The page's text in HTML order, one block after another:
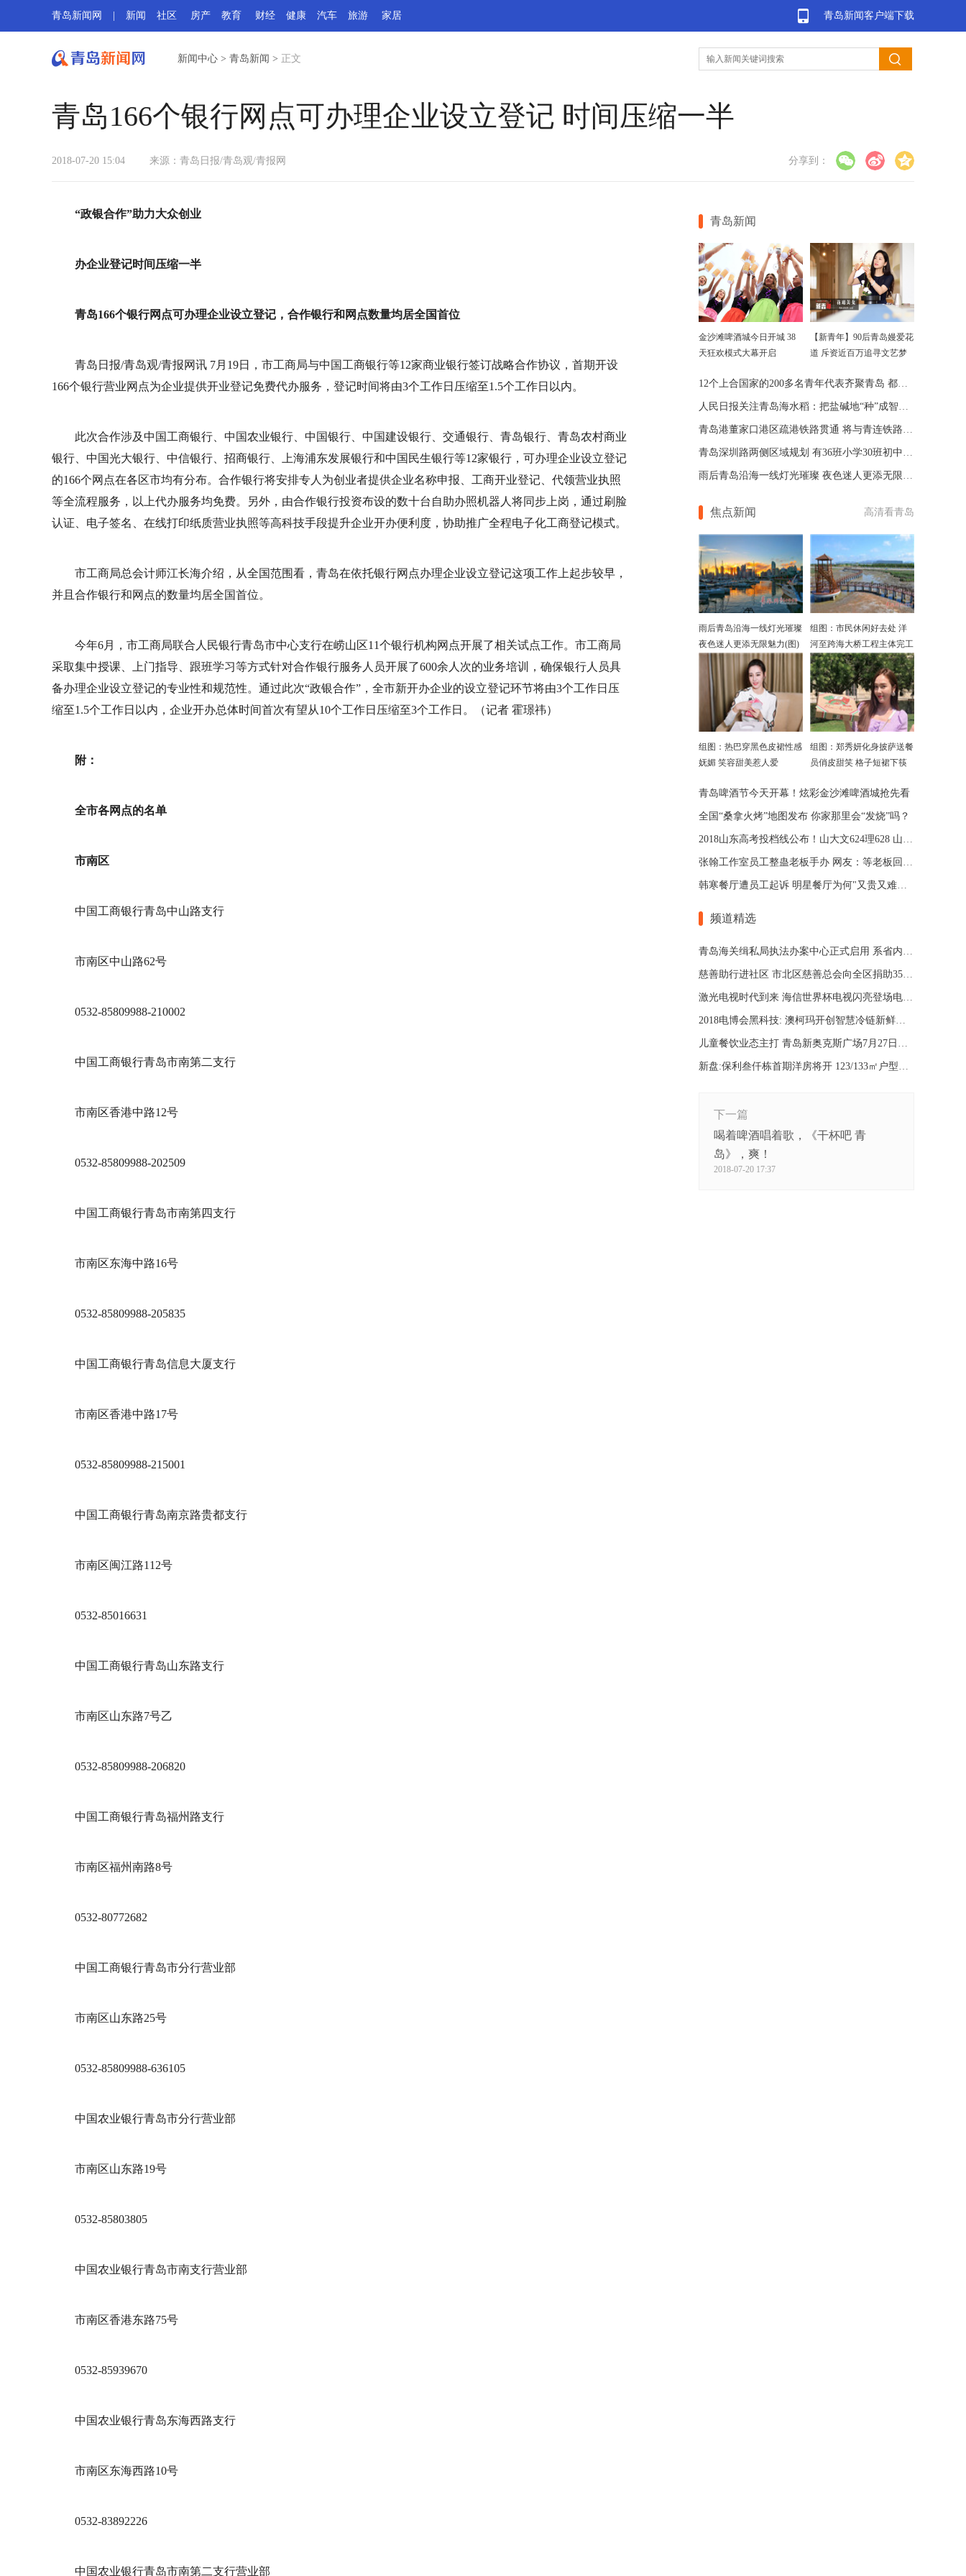
青岛新闻客户端下载
青岛新闻网 新闻 社区 房产 教育 财经 健康 汽车 旅游 家居
新闻中心 > 青岛新闻 > 正文
青岛166个银行网点可办理企业设立登记 时间压缩一半
2018-07-20 15:04 来源： 青岛日报/青岛观/青报网 分享到：
“政银合作”助力大众创业
办企业登记时间压缩一半
青岛166个银行网点可办理企业设立登记，合作银行和网点数量均居全国首位
青岛日报/青岛观/青报网讯 7月19日，市工商局与中国工商银行等12家商业银行签订战略合作协议，首期开设
166个银行营业网点为企业提供开业登记免费代办服务，登记时间将由3个工作日压缩至1.5个工作日以内。
此次合作涉及中国工商银行、中国农业银行、中国银行、中国建设银行、交通银行、青岛银行、青岛农村商业
银行、中国光大银行、中信银行、招商银行、上海浦东发展银行和中国民生银行等12家银行，可办理企业设立登记
的166个网点在各区市均有分布。合作银行将安排专人为创业者提供企业名称申报、工商开业登记、代领营业执照
等全流程服务，以上代办服务均免费。另外，由合作银行投资布设的数十台自助办照机器人将同步上岗，通过刷脸
认证、电子签名、在线打印纸质营业执照等高科技手段提升企业开办便利度，协助推广全程电子化工商登记模式。
市工商局总会计师江长海介绍，从全国范围看，青岛在依托银行网点办理企业设立登记这项工作上起步较早，
并且合作银行和网点的数量均居全国首位。
今年6月，市工商局联合人民银行青岛市中心支行在崂山区11个银行机构网点开展了相关试点工作。市工商局
采取集中授课、上门指导、跟班学习等方式针对合作银行服务人员开展了600余人次的业务培训，确保银行人员具
备办理企业设立登记的专业性和规范性。通过此次“政银合作”，全市新开办企业的设立登记环节将由3个工作日压
缩至1.5个工作日以内，企业开办总体时间首次有望从10个工作日压缩至3个工作日。（记者 霍璟祎）
附：
全市各网点的名单
市南区
中国工商银行青岛中山路支行
市南区中山路62号
0532-85809988-210002
中国工商银行青岛市南第二支行
市南区香港中路12号
0532-85809988-202509
中国工商银行青岛市南第四支行
市南区东海中路16号
0532-85809988-205835
中国工商银行青岛信息大厦支行
市南区香港中路17号
0532-85809988-215001
中国工商银行青岛南京路贵都支行
市南区闽江路112号
0532-85016631
中国工商银行青岛山东路支行
市南区山东路7号乙
0532-85809988-206820
中国工商银行青岛福州路支行
市南区福州南路8号
0532-80772682
中国工商银行青岛市分行营业部
市南区山东路25号
0532-85809988-636105
中国农业银行青岛市分行营业部
市南区山东路19号
0532-85803805
中国农业银行青岛市南支行营业部
市南区香港东路75号
0532-85939670
中国农业银行青岛东海西路支行
市南区东海西路10号
0532-83892226
中国农业银行青岛市南第二支行营业部
青岛新闻
金沙滩啤酒城今日开城 38
天狂欢模式大幕开启
【新青年】90后青岛嫚爱花
道 斥资近百万追寻文艺梦
12个上合国家的200多名青年代表齐聚青岛 都做了这些事
人民日报关注青岛海水稻：把盐碱地“种”成智慧农田
青岛港董家口港区疏港铁路贯通 将与青连铁路同步开通
青岛深圳路两侧区域规划 有36班小学30班初中及变电站
雨后青岛沿海一线灯光璀璨 夜色迷人更添无限魅力(图)
焦点新闻 高清看青岛
雨后青岛沿海一线灯光璀璨
夜色迷人更添无限魅力(图)
组图：市民休闲好去处 洋
河至跨海大桥工程主体完工
组图：热巴穿黑色皮裙性感
妩媚 笑容甜美惹人爱
组图：郑秀妍化身披萨送餐
员俏皮甜笑 格子短裙下筷
青岛啤酒节今天开幕！炫彩金沙滩啤酒城抢先看
全国“桑拿火烤”地图发布 你家那里会“发烧”吗？
2018山东高考投档线公布！山大文624理628 山师文589理570
张翰工作室员工整蛊老板手办 网友：等老板回来扣工资
韩寒餐厅遭员工起诉 明星餐厅为何"又贵又难吃"?
频道精选
​青岛海关缉私局执法办案中心正式启用 系省内首家
慈善助行进社区 市北区慈善总会向全区捐助350台轮椅
激光电视时代到来 海信世界杯电视闪亮登场电博会
2018电博会黑科技: 澳柯玛开创智慧冷链新鲜生活
儿童餐饮业态主打 青岛新奥克斯广场7月27日正式开业
新盘:保利叁仟栋首期洋房将开 123/133㎡户型曝光
下一篇
喝着啤酒唱着歌，《干杯吧 青
岛》，爽！
2018-07-20 17:37